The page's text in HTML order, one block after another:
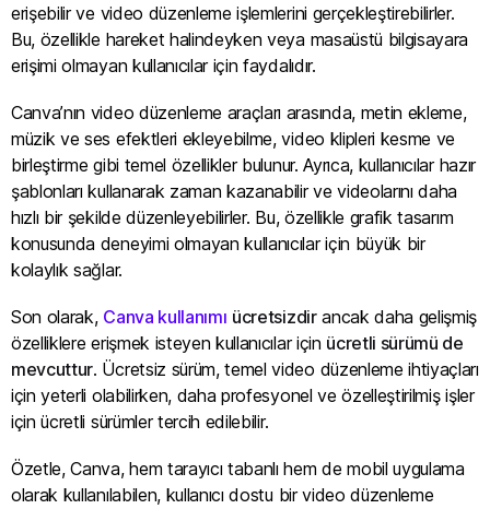
erişebilir ve video düzenleme işlemlerini gerçekleştirebilirler.
Bu, özellikle hareket halindeyken veya masaüstü bilgisayara
erişimi olmayan kullanıcılar için faydalıdır.
Canva’nın video düzenleme araçları arasında, metin ekleme,
müzik ve ses efektleri ekleyebilme, video klipleri kesme ve
birleştirme gibi temel özellikler bulunur. Ayrıca, kullanıcılar hazır
şablonları kullanarak zaman kazanabilir ve videolarını daha
hızlı bir şekilde düzenleyebilirler. Bu, özellikle grafik tasarım
konusunda deneyimi olmayan kullanıcılar için büyük bir
kolaylık sağlar.
Son olarak, Canva kullanımı ücretsizdirancak daha gelişmiş
özelliklere erişmek isteyen kullanıcılar için ücretli sürümü de
mevcuttur. Ücretsiz sürüm, temel video düzenleme ihtiyaçları
için yeterli olabilirken, daha profesyonel ve özelleştirilmiş işler
için ücretli sürümler tercih edilebilir.
Özetle, Canva, hem tarayıcı tabanlı hem de mobil uygulama
olarak kullanılabilen, kullanıcı dostu bir video düzenleme